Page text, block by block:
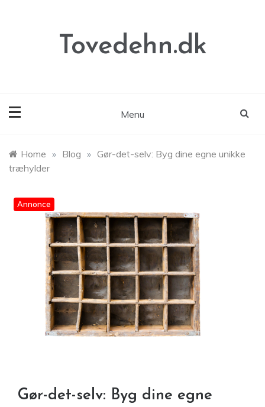
Tovedehn.dk
Menu
Home » Blog » Gør-det-selv: Byg dine egne unikke
træhylder
Annonce
Gør-det-selv: Byg dine egne